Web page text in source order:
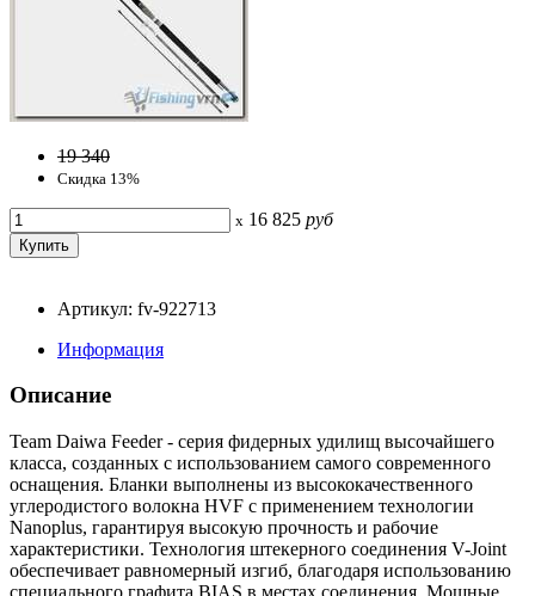
19 340
Скидка 13%
x 16 825 руб
Артикул: fv-922713
Информация
Описание
Team Daiwa Feeder - серия фидерных удилищ высочайшего
класса, созданных с использованием самого современного
оснащения. Бланки выполнены из высококачественного
углеродистого волокна HVF с применением технологии
Nanoplus, гарантируя высокую прочность и рабочие
характеристики. Технология штекерного соединения V-Joint
обеспечивает равномерный изгиб, благодаря использованию
специального графита BIAS в местах соединения. Мощные